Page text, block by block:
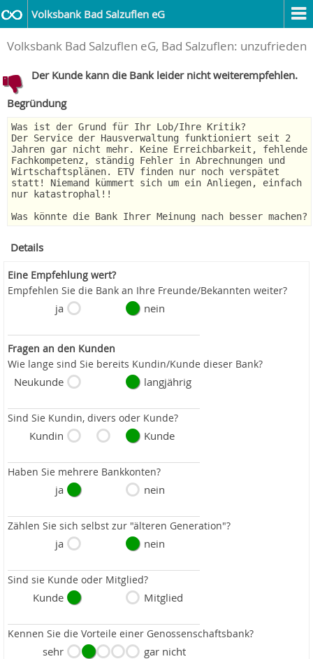
Volksbank Bad Salzuflen eG
Volksbank Bad Salzuflen eG, Bad Salzuflen: unzufrieden
Der Kunde kann die Bank leider nicht weiterempfehlen.
Begründung
Was ist der Grund für Ihr Lob/Ihre Kritik?
Der Service der Hausverwaltung funktioniert seit 2
Jahren gar nicht mehr. Keine Erreichbarkeit, fehlende
Fachkompetenz, ständig Fehler in Abrechnungen und
Wirtschaftsplänen. ETV finden nur noch verspätet
statt! Niemand kümmert sich um ein Anliegen, einfach
nur katastrophal!!
Was könnte die Bank Ihrer Meinung nach besser machen?
Details
Eine Empfehlung wert?
Empfehlen Sie die Bank an Ihre Freunde/Bekannten weiter?
ja nein
Fragen an den Kunden
Wie lange sind Sie bereits Kundin/Kunde dieser Bank?
Neukunde langjährig
Sind Sie Kundin, divers oder Kunde?
Kundin Kunde
Haben Sie mehrere Bankkonten?
ja nein
Zählen Sie sich selbst zur "älteren Generation"?
ja nein
Sind sie Kunde oder Mitglied?
Kunde Mitglied
Kennen Sie die Vorteile einer Genossenschaftsbank?
sehr gar nicht